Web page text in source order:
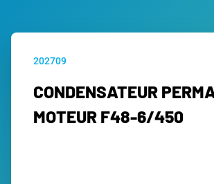
202709
CONDENSATEUR
MOTEUR F48-6/450